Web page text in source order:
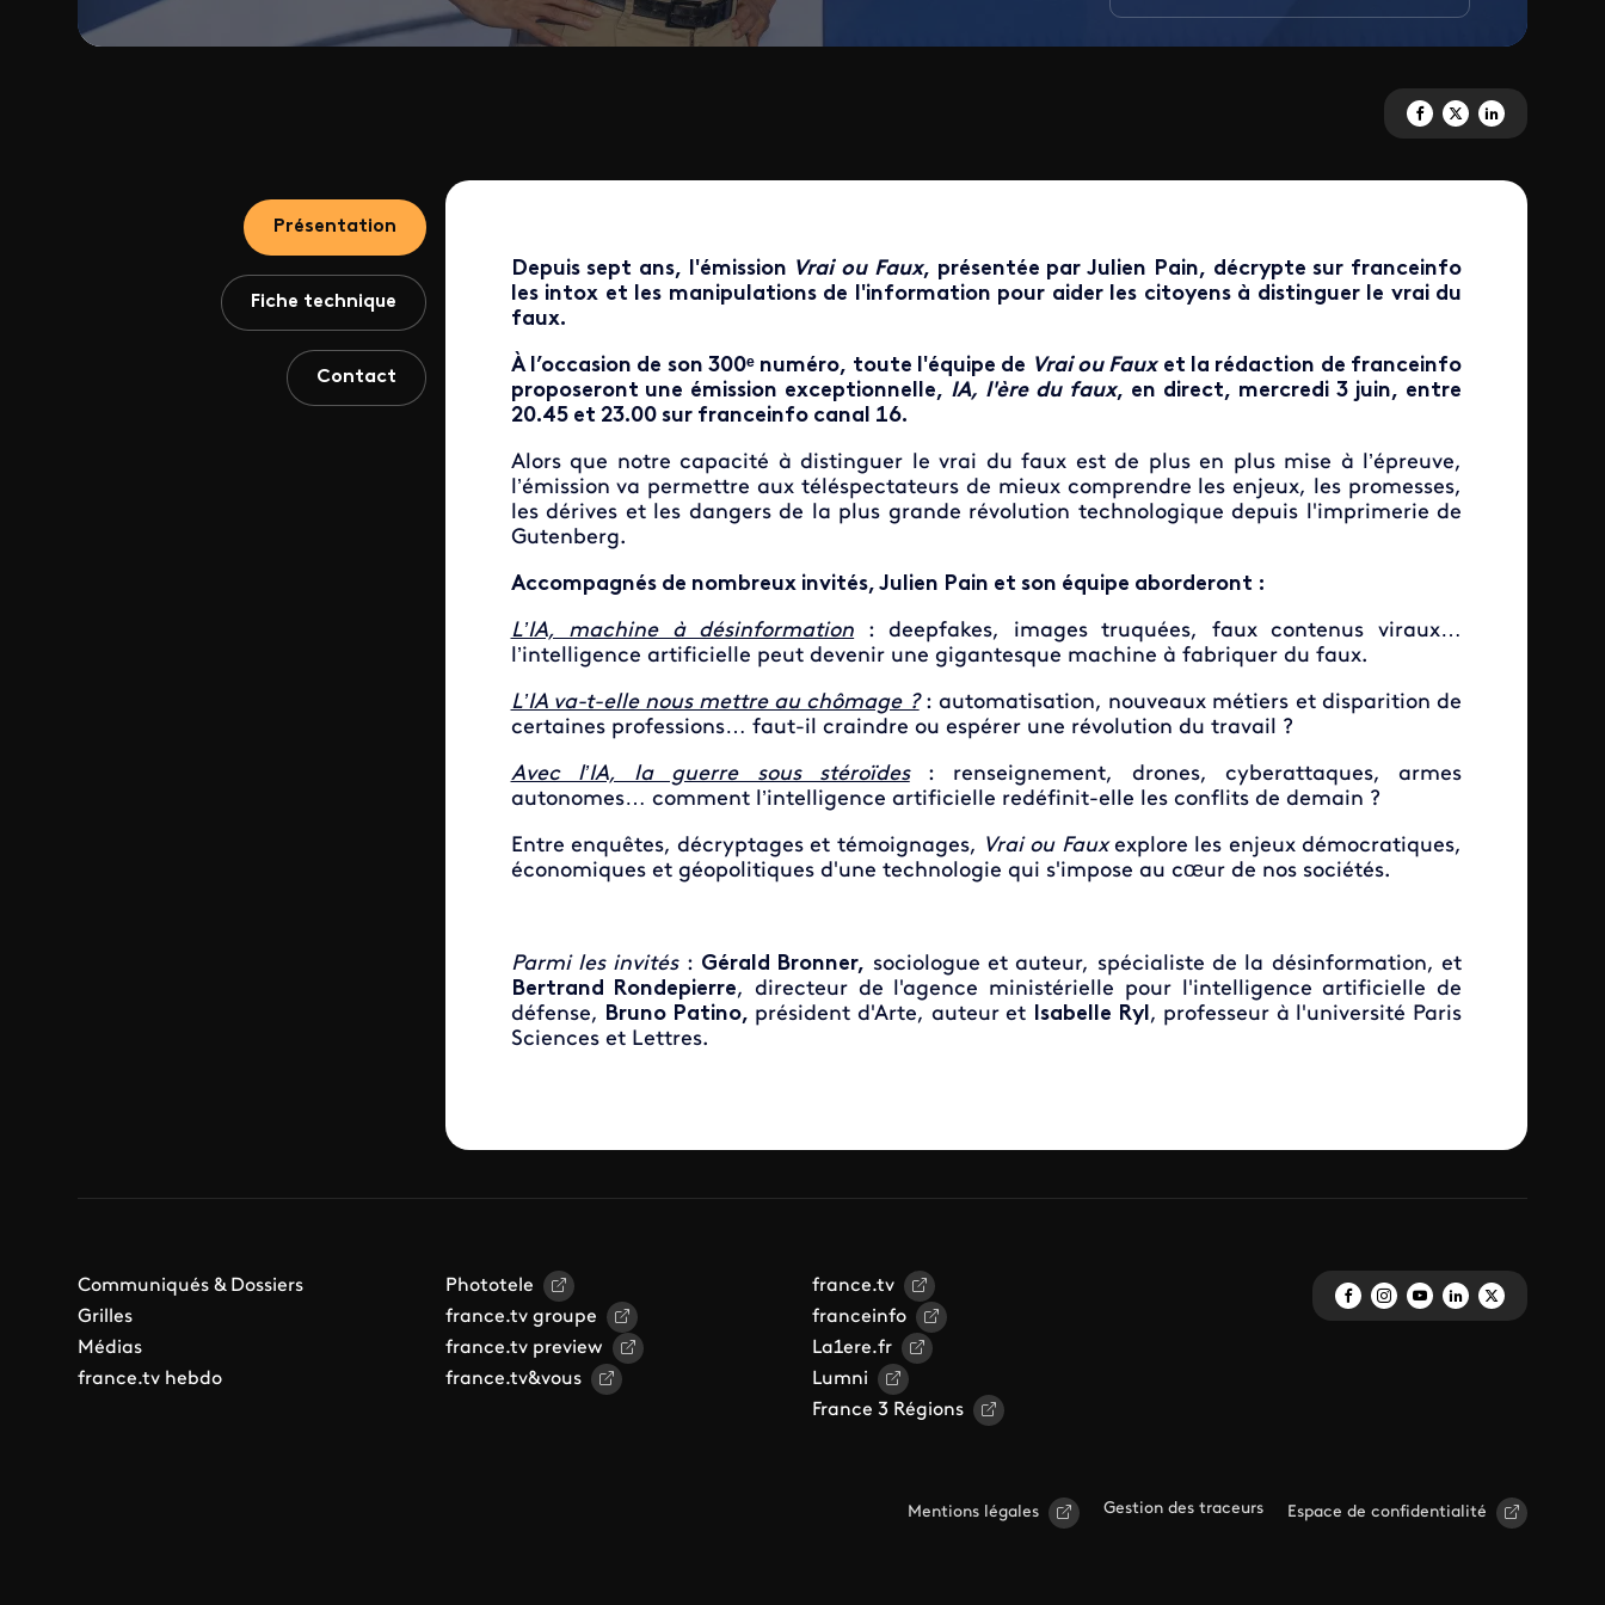
Partagez '« Vrai ou faux » : la
Partagez '« Vrai ou faux
Partagez '« Vrai ou
Présentation
Fiche technique
Contact
Depuis sept ans, l'émission Vrai ou Faux, présentée par Julien Pain, décrypte sur franceinfo
les intox et les manipulations de l'information pour aider les citoyens à distinguer le vrai du
faux.
À l’occasion de son 300ᵉ numéro, toute l'équipe de Vrai ou Fauxet la rédaction de franceinfo
proposeront une émission exceptionnelle, IA, l'ère du faux, en direct, mercredi 3 juin, entre
20.45 et 23.00 sur franceinfo canal 16.
Alors que notre capacité à distinguer le vrai du faux est de plus en plus mise à l’épreuve,
l’émissionva permettre aux téléspectateurs de mieux comprendre les enjeux, les promesses,
les dérives et les dangers de la plus grande révolution technologique depuis l'imprimerie de
Gutenberg.
Accompagnés de nombreux invités, Julien Pain et son équipe aborderont :
L’IA, machine à désinformation : deepfakes, images truquées, faux contenus viraux…
l’intelligence artificielle peut devenir une gigantesque machine à fabriquer du faux.
L’IA va-t-elle nous mettre au chômage ?: automatisation, nouveaux métiers et disparition de
certaines professions… faut-il craindre ou espérer une révolution du travail ?
Avec l’IA, la guerre sous stéroïdes: renseignement, drones, cyberattaques, armes
autonomes… comment l’intelligence artificielle redéfinit-elle les conflits de demain ?
Entre enquêtes, décryptages et témoignages, Vrai ou Fauxexplore les enjeux démocratiques,
économiques et géopolitiques d'une technologie qui s'impose au cœur de nos sociétés.
Parmi les invités: Gérald Bronner, sociologue et auteur, spécialiste de la désinformation, et
Bertrand Rondepierre, directeur de l'agence ministérielle pour l'intelligence artificielle de
défense, Bruno Patino, président d'Arte, auteur et Isabelle Ryl, professeur à l'université Paris
Sciences et Lettres.
Communiqués & Dossiers
Grilles
Médias
france.tv hebdo
Phototele
france.tv groupe
france.tv preview
france.tv&vous
france.tv
franceinfo
La1ere.fr
Lumni
France 3 Régions
Mentions légales Gestion des traceurs Espace de confidentialité